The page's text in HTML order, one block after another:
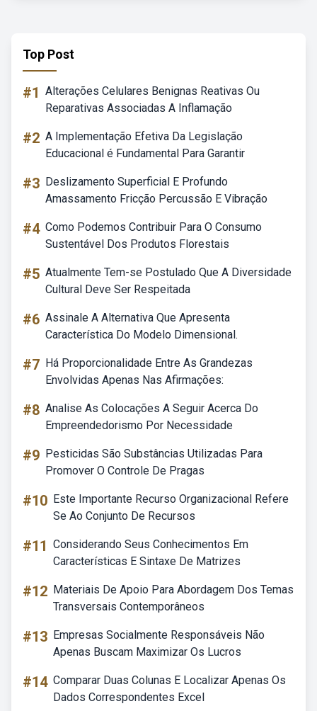
Top Post
#1 Alterações Celulares Benignas Reativas Ou
Reparativas Associadas A Inflamação
#2 A Implementação Efetiva Da Legislação
Educacional é Fundamental Para Garantir
#3 Deslizamento Superficial E Profundo
Amassamento Fricção Percussão E Vibração
#4 Como Podemos Contribuir Para O Consumo
Sustentável Dos Produtos Florestais
#5 Atualmente Tem-se Postulado Que A Diversidade
Cultural Deve Ser Respeitada
#6 Assinale A Alternativa Que Apresenta
Característica Do Modelo Dimensional.
#7 Há Proporcionalidade Entre As Grandezas
Envolvidas Apenas Nas Afirmações:
#8 Analise As Colocações A Seguir Acerca Do
Empreendedorismo Por Necessidade
#9 Pesticidas São Substâncias Utilizadas Para
Promover O Controle De Pragas
#10 Este Importante Recurso Organizacional Refere
Se Ao Conjunto De Recursos
#11 Considerando Seus Conhecimentos Em
Características E Sintaxe De Matrizes
#12 Materiais De Apoio Para Abordagem Dos Temas
Transversais Contemporâneos
#13 Empresas Socialmente Responsáveis Não
Apenas Buscam Maximizar Os Lucros
#14 Comparar Duas Colunas E Localizar Apenas Os
Dados Correspondentes Excel